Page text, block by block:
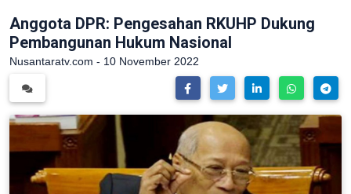
Anggota DPR: Pengesahan RKUHP Dukung
Pembangunan Hukum Nasional
Nusantaratv.com - 10 November 2022